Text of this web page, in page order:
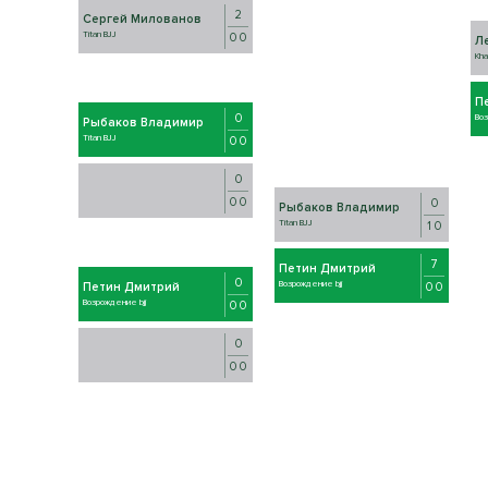
Сергей Милованов
Titan BJJ
2
0 0
Рыбаков Владимир
Titan BJJ
0
0 0
0
0 0
Петин Дмитрий
Возрождение bjj
0
0 0
0
0 0
Рыбаков Владимир
Titan BJJ
0
1 0
Петин Дмитрий
Возрождение bjj
7
0 0